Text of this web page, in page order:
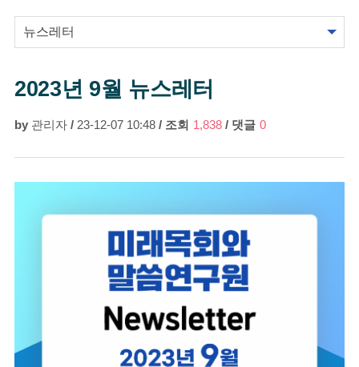
2023년 9월 뉴스레터
by 관리자 / 23-12-07 10:48 / 조회 1,838 / 댓글 0